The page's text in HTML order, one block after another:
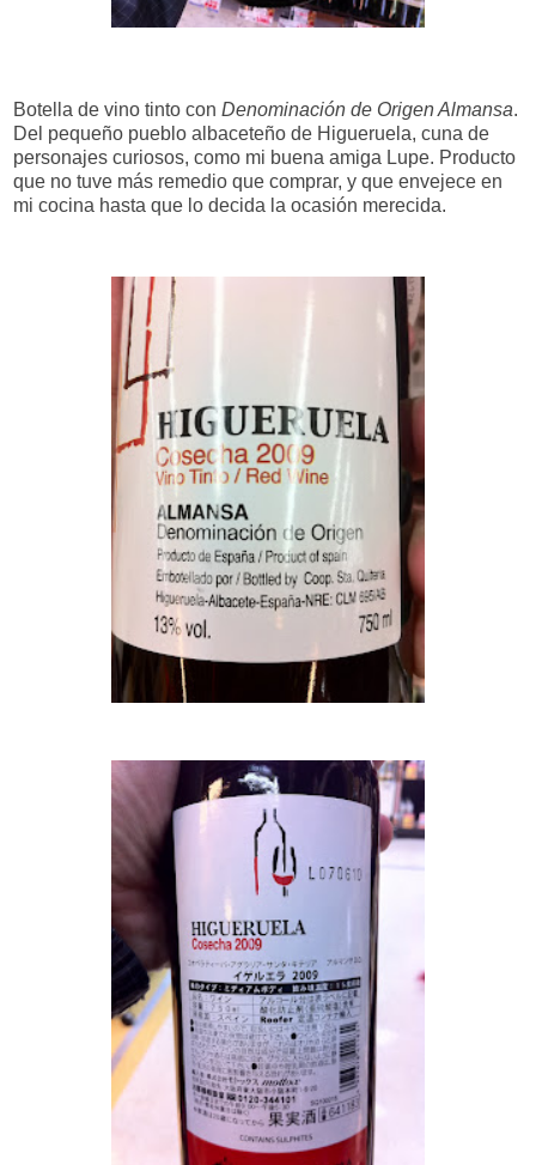
Botella de vino tinto con Denominación de Origen Almansa.
Del pequeño pueblo albaceteño de Higueruela, cuna de
personajes curiosos, como mi buena amiga Lupe. Producto
que no tuve más remedio que comprar, y que envejece en
mi cocina hasta que lo decida la ocasión merecida.